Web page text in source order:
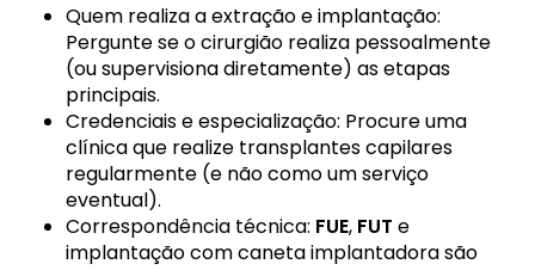
Quem realiza a extração e implantação:
Pergunte se o cirurgião realiza pessoalmente
(ou supervisiona diretamente) as etapas
principais.
Credenciais e especialização: Procure uma
clínica que realize transplantes capilares
regularmente (e não como um serviço
eventual).
Correspondência técnica: FUE, FUT e
implantação com caneta implantadora são